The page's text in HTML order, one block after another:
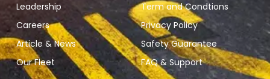
Leadership
Careers
Article & News
Our Fleet
Term and Condtions
Privacy Policy
Safety Guarantee
FAQ & Support